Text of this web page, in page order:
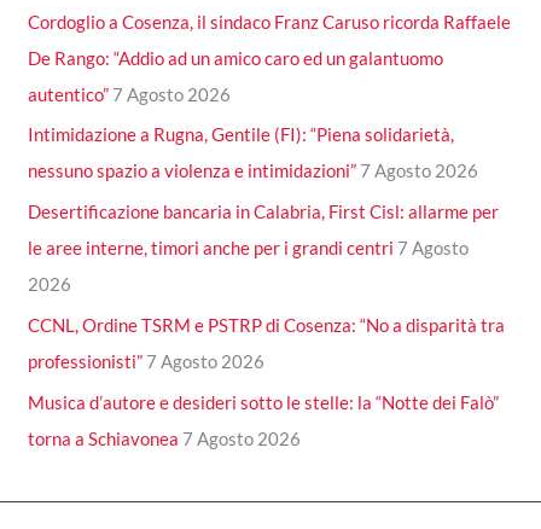
Cordoglio a Cosenza, il sindaco Franz Caruso ricorda Raffaele
De Rango: “Addio ad un amico caro ed un galantuomo
autentico” 7 Agosto 2026
Intimidazione a Rugna, Gentile (FI): “Piena solidarietà,
nessuno spazio a violenza e intimidazioni” 7 Agosto 2026
Desertificazione bancaria in Calabria, First Cisl: allarme per
le aree interne, timori anche per i grandi centri 7 Agosto
2026
CCNL, Ordine TSRM e PSTRP di Cosenza: “No a disparità tra
professionisti” 7 Agosto 2026
Musica d’autore e desideri sotto le stelle: la “Notte dei Falò”
torna a Schiavonea 7 Agosto 2026